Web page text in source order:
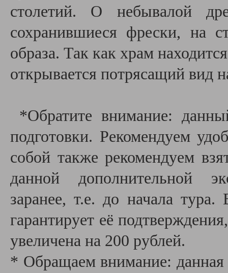
столетий. О небывалой
сохранившиеся фрески, на
образа. Так как храм
открывается потрясащий
*Обратите внимание:
подготовки. Рекомендуем
собой также рекомендуем
данной дополнительной
заранее, т.е. до начала
гарантирует её
увеличена на 200 рублей.
* Обращаем внимание: данная